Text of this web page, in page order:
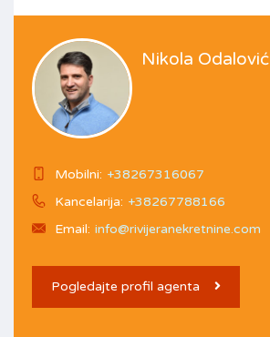
Nikola Odalović
Mobilni: +38267316067
Kancelarija: +38267788166
Email: info@rivijeranekretnine.com
Pogledajte profil agenta